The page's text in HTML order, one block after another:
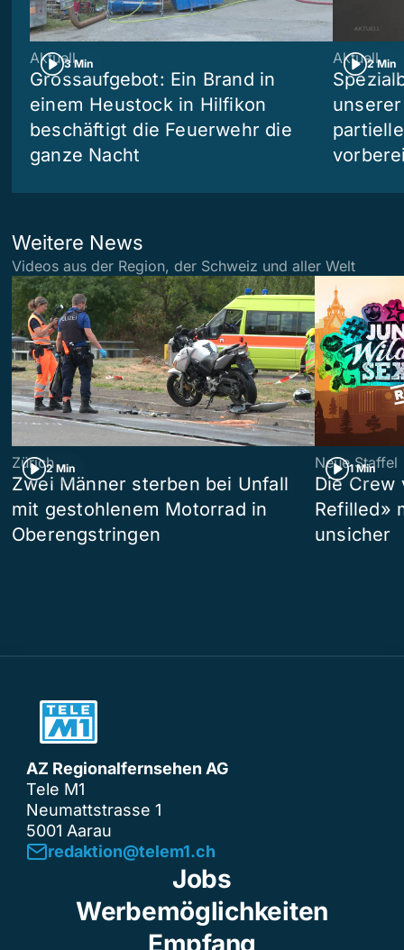
3 Min
Aktuell
Grossaufgebot: Ein Brand in
einem Heustock in Hilfikon
beschäftigt die Feuerwehr die
ganze Nacht
2 Min
Aktuell
Weitere News
Videos aus der Region, der Schweiz und aller Welt
2 Min
Zürich
Zwei Männer sterben bei Unfall
mit gestohlenem Motorrad in
Oberengstringen
1 Min
Neue Staffel
Die Crew
Refilled»
unsicher
AZ Regionalfernsehen AG
Tele M1
Neumattstrasse 1
5001 Aarau
redaktion@telem1.ch
Jobs
Werbemöglichkeiten